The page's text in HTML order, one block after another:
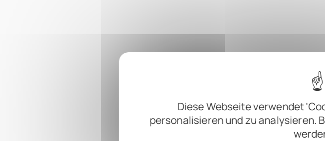
Diese Webseite verwendet
personalisieren und zu analysieren.